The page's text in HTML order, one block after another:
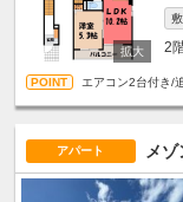
敷
2
エアコン2台付き/
アパート メ